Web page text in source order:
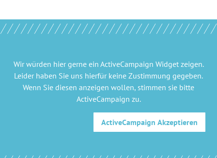
Wir würden hier gerne ein ActiveCampaign Widgetzeigen.
Leider haben Sie uns hierfür keine Zustimmung gegeben.
Wenn Sie diesen anzeigen wollen, stimmen sie bitte
ActiveCampaign zu.
ActiveCampaign Akzeptieren